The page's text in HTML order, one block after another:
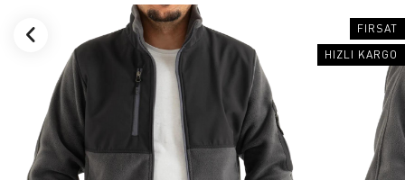
FIRSAT
HIZLI KARGO